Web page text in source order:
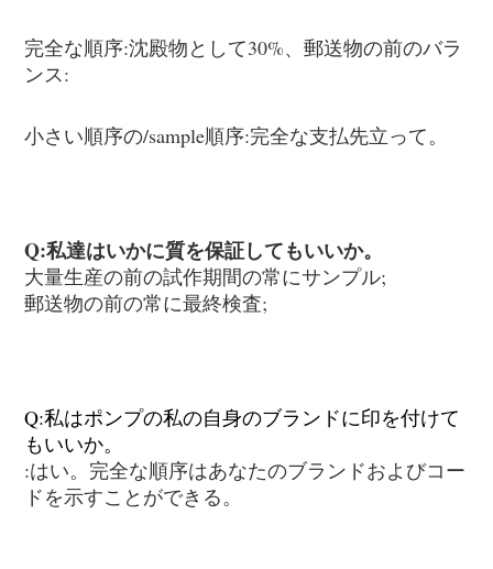
完全な順序:沈殿物として30%、郵送物の前のバラ
ンス:
小さい順序の/sample順序:完全な支払先立って。
Q:私達はいかに質を保証してもいいか。
大量生産の前の試作期間の常にサンプル;
郵送物の前の常に最終検査;
Q:私はポンプの私の自身のブランドに印を付けて
もいいか。
:はい。完全な順序はあなたのブランドおよびコー
ドを示すことができる。